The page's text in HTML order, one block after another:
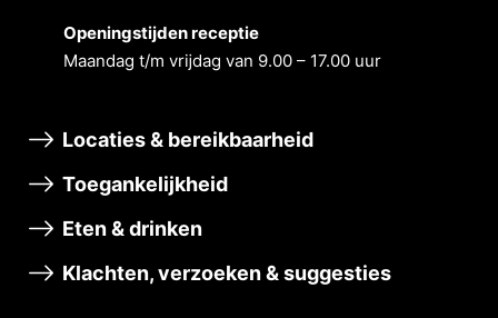
Openingstĳden receptie
Maandag t/m vrĳdag van 9.00 – 17.00 uur
Locaties & bereikbaarheid
Toegankelijkheid
Eten & drinken
Klachten, verzoeken & suggesties